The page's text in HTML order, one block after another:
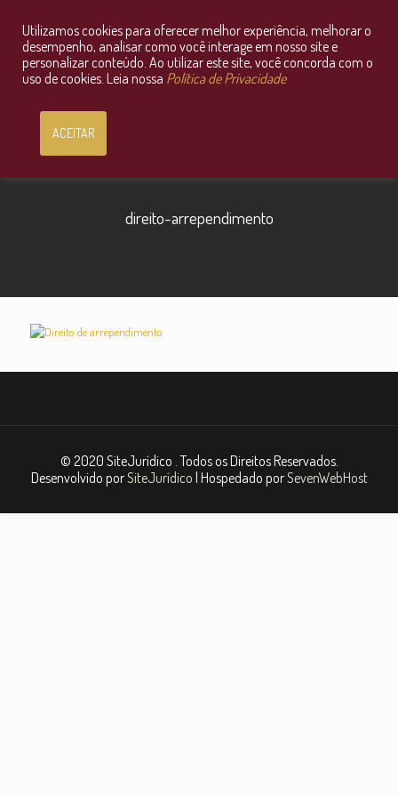
Consultoria Jurídica OnLine
direito-arrependimento
© 2020 SiteJurídico . Todos os Direitos Reservados.
Desenvolvido porSiteJurídico | Hospedado porSevenWebHost
Utilizamos cookies para oferecer melhor experiência, melhorar o
desempenho, analisar como você interage em nosso site e
personalizar conteúdo. Ao utilizar este site, você concorda com o
uso de cookies. Leia nossa Política de Privacidade
ACEITAR